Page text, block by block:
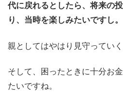
代に戻れるとしたら、将来の
り、当時を楽しみたいですし。
親としてはやはり見守ってい
そして、困ったときに十分お
たいですね。